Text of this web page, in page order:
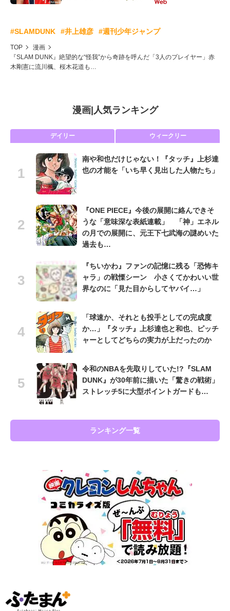
#SLAMDUNK #井上雄彦 #週刊少年ジャンプ
TOP
漫画
『SLAM DUNK』絶望的な“怪我”から奇跡を呼んだ「3人のプレイヤー」赤
木剛憲に流川楓、桜木花道も…
漫画| 人気ランキング
デイリー ウィークリー
南や和也だけじゃない！『タッチ』上杉達
也の才能を「いち早く見出した人物たち」
『ONE PIECE』今後の展開に絡んできそ
うな「意味深な表紙連載」 「神」エネル
の月での展開に、元王下七武海の謎めいた
過去も…
『ちいかわ』ファンの記憶に残る「恐怖キ
ャラ」の戦慄シーン 小さくてかわいい世
界なのに「見た目からしてヤバイ…」
「球速か、それとも投手としての完成度
か…」『タッチ』上杉達也と和也、ピッチ
ャーとしてどちらの実力が上だったのか
令和のNBAを先取りしていた!?『SLAM
DUNK』が30年前に描いた「驚きの戦術」
ストレッチ5に大型ポイントガードも…
ランキング一覧